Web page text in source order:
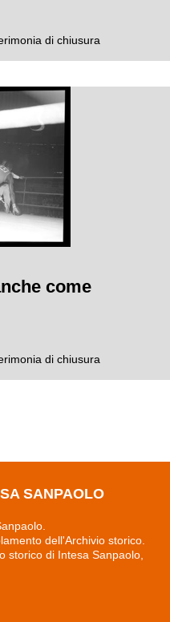
di chiusura
come
di chiusura
SANPAOLO
dell'Archivio storico.
storico di Intesa Sanpaolo,